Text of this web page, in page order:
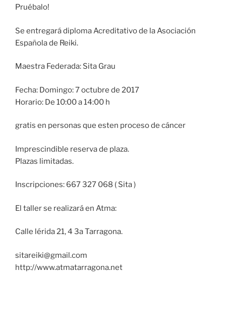
Pruébalo!
Se entregará diploma Acreditativo de la Asociación
Española de Reiki.
Maestra Federada: Sita Grau
Fecha: Domingo: 7 octubre de 2017
Horario: De 10:00 a 14:00 h
gratis en personas que esten proceso de cáncer
Imprescindible reserva de plaza.
Plazas limitadas.
Inscripciones: 667 327 068 ( Sita )
El taller se realizará en Atma:
Calle lérida 21, 4 3a Tarragona.
sitareiki@gmail.com
http://www.atmatarragona.net